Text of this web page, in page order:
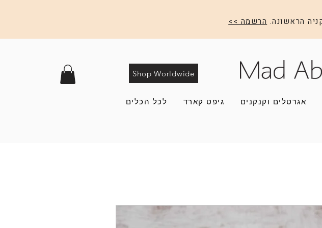
הרשמה >>
Shop Worldwide
אגרטלים וקנקנים גיפט קארד לכל הכלים